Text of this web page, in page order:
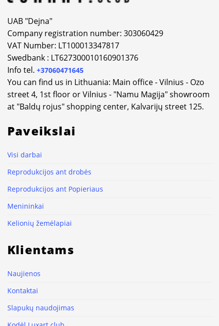
UAB "Dejna"
Company registration number: 303060429
VAT Number: LT100013347817
Swedbank : LT627300010160901376
Info tel. +37060471645
You can find us in Lithuania: Main office - Vilnius - Ozo
street 4, 1st floor or Vilnius - "Namu Magija" showroom
at "Baldų rojus" shopping center, Kalvarijų street 125.
Paveikslai
Visi darbai
Reprodukcijos ant drobės
Reprodukcijos ant Popieriaus
Menininkai
Kelionių žemėlapiai
Klientams
Naujienos
Kontaktai
Slapukų naudojimas